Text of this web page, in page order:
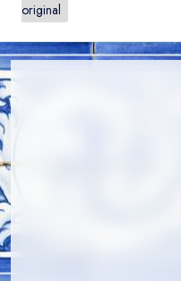
original